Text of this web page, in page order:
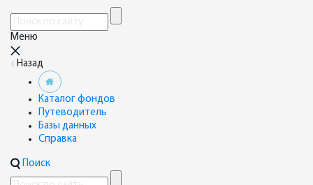
Меню
Назад
Каталог фондов
Путеводитель
Базы данных
Справка
Поиск